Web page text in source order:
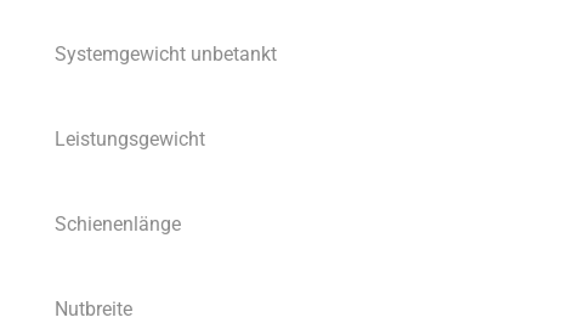
Systemgewicht unbetankt
Leistungsgewicht
Schienenlänge
Nutbreite